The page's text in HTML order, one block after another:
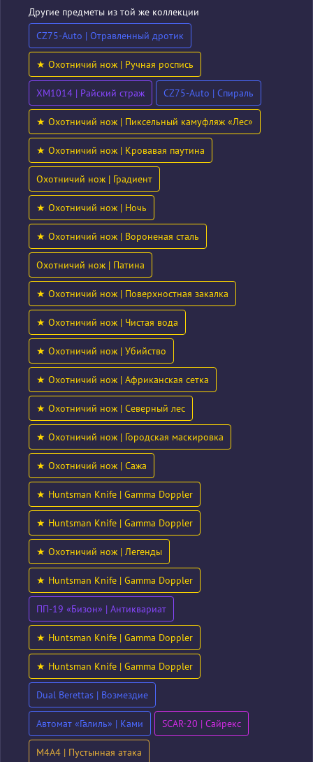
Другие предметы из той же коллекции
CZ75-Auto | Отравленный дротик
★ Охотничий нож | Ручная роспись
XM1014 | Райский страж CZ75-Auto | Спираль
★ Охотничий нож | Пиксельный камуфляж «Лес»
★ Охотничий нож | Кровавая паутина
Охотничий нож | Градиент
★ Охотничий нож | Ночь
★ Охотничий нож | Вороненая сталь
Охотничий нож | Патина
★ Охотничий нож | Поверхностная закалка
★ Охотничий нож | Чистая вода
★ Охотничий нож | Убийство
★ Охотничий нож | Африканская сетка
★ Охотничий нож | Северный лес
★ Охотничий нож | Городская маскировка
★ Охотничий нож | Сажа
★ Huntsman Knife | Gamma Doppler
★ Huntsman Knife | Gamma Doppler
★ Охотничий нож | Легенды
★ Huntsman Knife | Gamma Doppler
ПП-19 «Бизон» | Антиквариат
★ Huntsman Knife | Gamma Doppler
★ Huntsman Knife | Gamma Doppler
Dual Berettas | Возмездие
Автомат «Галиль» | Ками SCAR-20 | Сайрекс
M4A4 | Пустынная атака